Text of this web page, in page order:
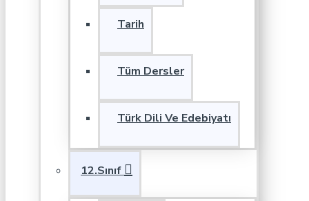
Tarih
Tüm Dersler
Türk Dili Ve Edebiyatı
12.Sınıf